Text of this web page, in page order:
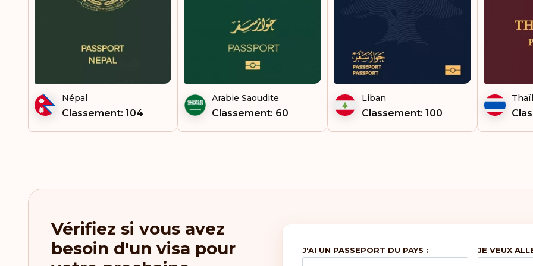
Népal
Classement: 104
Arabie Saoudite
Classement: 60
Liban
Classement: 100
Vérifiez si vous avez
besoin d'un visa pour
J'AI UN PASSEPORT DU PAYS : JE VEUX